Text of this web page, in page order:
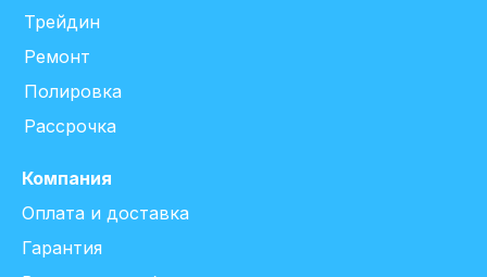
Трейдин
Ремонт
Полировка
Рассрочка
Компания
Оплата и доставка
Гарантия